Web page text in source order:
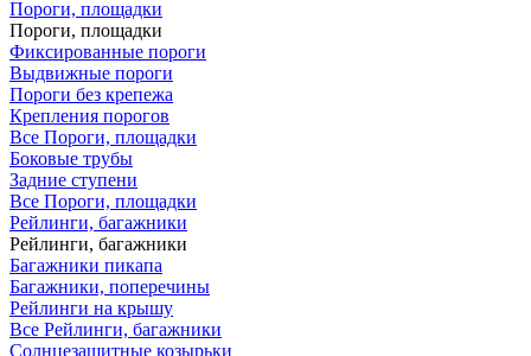
Пороги, площадки
Пороги, площадки
Фиксированные пороги
Выдвижные пороги
Пороги без крепежа
Крепления порогов
Все Пороги, площадки
Боковые трубы
Задние ступени
Все Пороги, площадки
Рейлинги, багажники
Рейлинги, багажники
Багажники пикапа
Багажники, поперечины
Рейлинги на крышу
Все Рейлинги, багажники
Солнцезащитные козырьки